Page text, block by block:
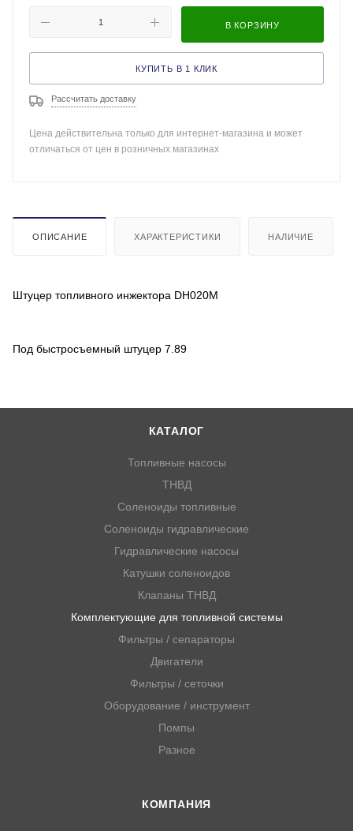
В КОРЗИНУ
КУПИТЬ В 1 КЛИК
Рассчитать доставку
Цена действительна только для интернет-магазина и может
отличаться от цен в розничных магазинах
ОПИСАНИЕ ХАРАКТЕРИСТИКИ НАЛИЧИЕ
Штуцер топливного инжектора DH020M
Под быстросъемный штуцер 7.89
КАТАЛОГ
Топливные насосы
ТНВД
Соленоиды топливные
Соленоиды гидравлические
Гидравлические насосы
Катушки соленоидов
Клапаны ТНВД
Комплектующие для топливной системы
Фильтры / сепараторы
Двигатели
Фильтры / сеточки
Оборудование / инструмент
Помпы
Разное
КОМПАНИЯ